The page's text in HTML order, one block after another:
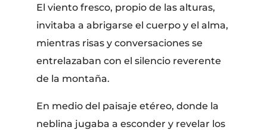
El viento fresco, propio de las alturas,
invitaba a abrigarse el cuerpo y el alma,
mientras risas y conversaciones se
entrelazaban con el silencio reverente
de la montaña.
En medio del paisaje etéreo, donde la
neblina jugaba a esconder y revelar los